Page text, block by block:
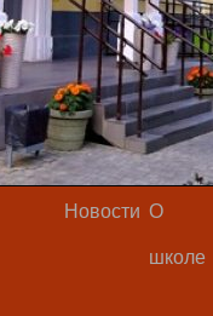
Новости О
школе